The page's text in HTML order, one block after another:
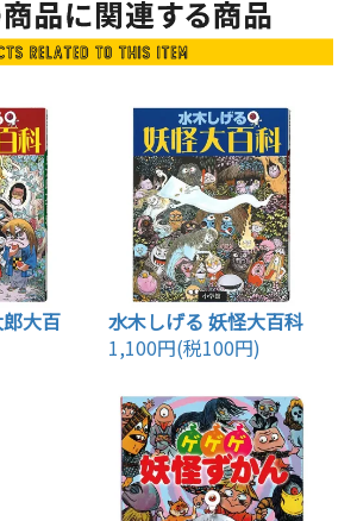
大百
水木しげる 妖怪大百科
1,100円(税100円)